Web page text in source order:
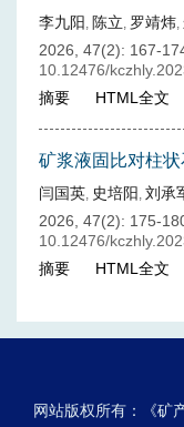
李九阳, 陈立, 罗靖炜,
2026, 47(2): 167-
10.12476/
摘要
HTML全文
矿浆液固比对柱
闫国英, 史培阳, 刘承
2026, 47(2): 175-
10.12476/
摘要
HTML全文
网站版权所有：《矿